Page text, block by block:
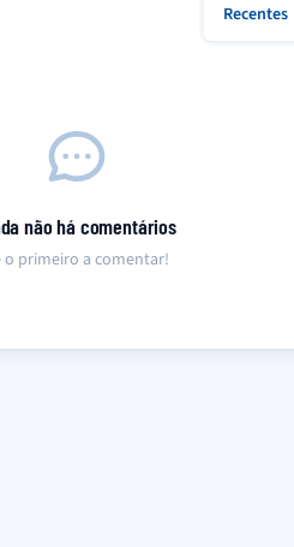
Recentes
não há comentários
o primeiro a comentar!